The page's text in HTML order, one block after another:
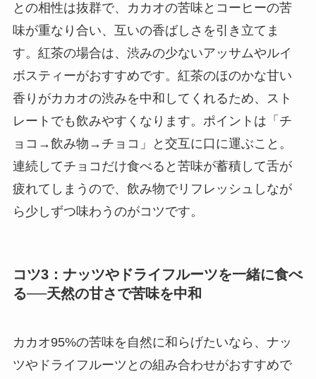
との相性は抜群で、カカオの苦味とコーヒーの苦
味が重なり合い、互いの香ばしさを引き立てま
す。紅茶の場合は、渋みの少ないアッサムやルイ
ボスティーがおすすめです。紅茶のほのかな甘い
香りがカカオの渋みを中和してくれるため、スト
レートでも飲みやすくなります。ポイントは「チ
ョコ→飲み物→チョコ」と交互に口に運ぶこと。
連続してチョコだけ食べると苦味が蓄積して舌が
疲れてしまうので、飲み物でリフレッシュしなが
ら少しずつ味わうのがコツです。
コツ3：ナッツやドライフルーツを一緒に食べ
る──天然の甘さで苦味を中和
カカオ95%の苦味を自然に和らげたいなら、ナッ
ツやドライフルーツとの組み合わせがおすすめで